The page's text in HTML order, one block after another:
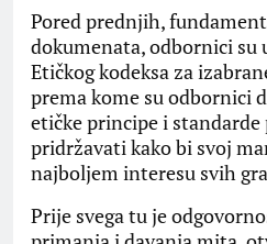
Pored prednjih,
dokumenata, odbornici su
Etičkog kodeksa za
prema kome su odbornici
etičke principe i standarde
pridržavati kako bi svoj
najboljem interesu svih
Prije svega tu je